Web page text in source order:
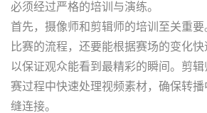
必须经过严格的培训与演练。
首先，摄像师和剪辑师的培训至关重
比赛的流程，还要能根据赛场的变化快
以保证观众能看到最精彩的瞬间。剪
赛过程中快速处理视频素材，确保转
缝连接。